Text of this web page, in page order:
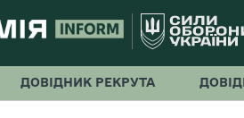
ДОВІДНИК РЕКРУТА